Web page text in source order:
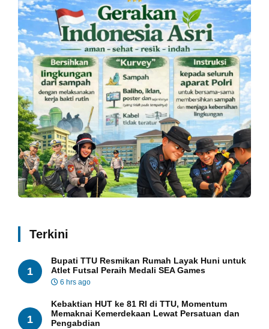
Terkini
1
Bupati TTU Resmikan Rumah Layak Huni untuk
Atlet Futsal Peraih Medali SEA Games
6 hrs ago
1
Kebaktian HUT ke 81 RI di TTU, Momentum
Memaknai Kemerdekaan Lewat Persatuan dan
Pengabdian